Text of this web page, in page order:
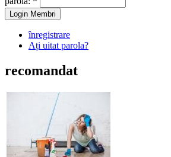
înregistrare
Ați uitat parola?
recomandat